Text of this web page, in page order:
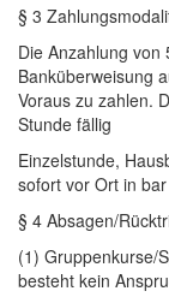
§ 3
Die Anzahlung
Banküberweisung
Voraus zu zahlen.
Stunde fällig
Einzelstunde,
sofort vor Ort in
§ 4 Absagen/
(1) Gruppenkurse/
besteht kein